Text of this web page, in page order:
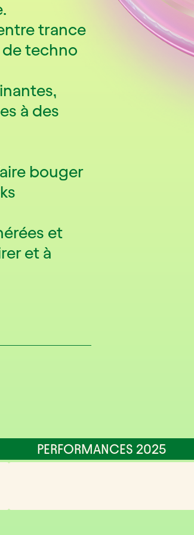
trance
techno
à des
bouger
et
et à
PERFORMANCES 2025